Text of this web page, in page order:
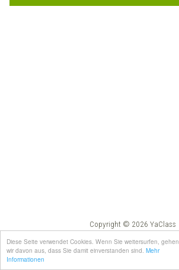
Diese Seite verwendet Cookies. Wenn Sie weitersurfen, gehen
wir davon aus, dass Sie damit einverstanden sind. Mehr
Informationen
Copyright © 2026 YaClass
Impressum
AGB